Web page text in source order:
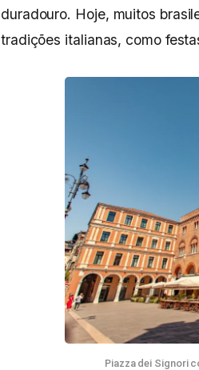
duradouro. Hoje, muitos
tradições italianas, como
Piazza dei Signori